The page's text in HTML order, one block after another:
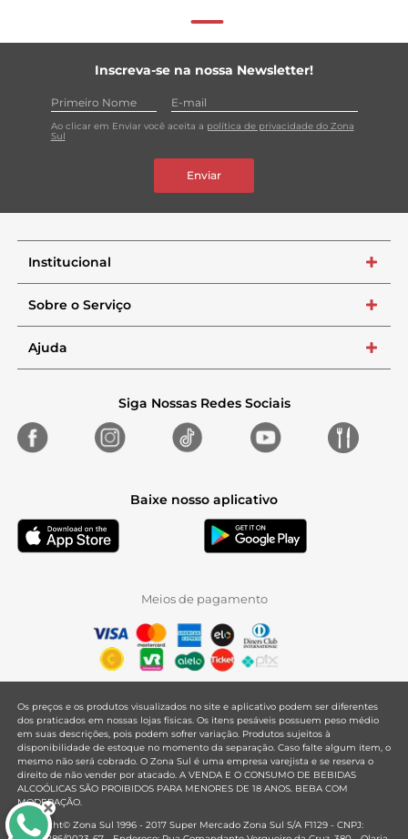
Inscreva-se na nossa Newsletter!
Ao clicar em Enviar você aceita a política de privacidade do Zona
Sul
Enviar
Institucional +
Sobre o Serviço +
Ajuda +
Siga Nossas Redes Sociais
Baixe nosso aplicativo
Meios de pagamento
Os preços e os produtos visualizados no site e aplicativo podem ser diferentes
dos praticados em nossas lojas físicas. Os itens pesáveis possuem peso médio
em suas descrições, pois podem sofrer variação. Produtos sujeitos à
disponibilidade de estoque no momento da separação. Caso falte algum item, o
mesmo não será cobrado. O Zona Sul é uma empresa varejista e se reserva o
direito de não vender por atacado. A VENDA E O CONSUMO DE BEBIDAS
ALCOÓLICAS SÃO PROIBIDOS PARA MENORES DE 18 ANOS. BEBA COM
MODERAÇÃO.
Copyright© Zona Sul 1996 - 2017 Super Mercado Zona Sul S/A F1129 - CNPJ: